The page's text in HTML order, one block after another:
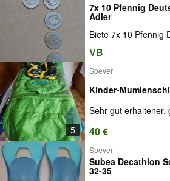
7x 10 Pfennig
Adler
Biete 7x 10 Pfennig
VB
5
Speyer
Kinder-
Sehr gut erhaltener,
40 €
Speyer
Subea Decathlon
32-35